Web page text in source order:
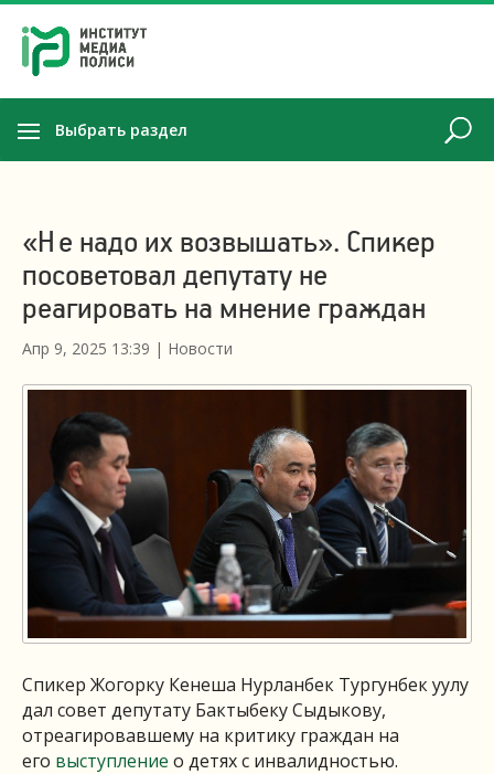
Выбрать раздел
«Не надо их возвышать». Спикер
посоветовал депутату не
реагировать на мнение граждан
Апр 9, 2025 13:39 | Новости
Спикер Жогорку Кенеша Нурланбек Тургунбек уулу
дал совет депутату Бактыбеку Сыдыкову,
отреагировавшему на критику граждан на
его выступление о детях с инвалидностью.